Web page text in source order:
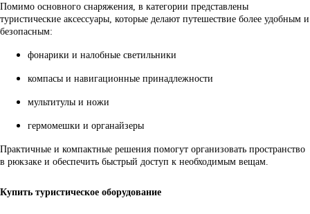
Помимо основного снаряжения, в категории представлены
туристические аксессуары, которые делают путешествие более удобным и
безопасным:
фонарики и налобные светильники
компасы и навигационные принадлежности
мультитулы и ножи
гермомешки и органайзеры
Практичные и компактные решения помогут организовать пространство
в рюкзаке и обеспечить быстрый доступ к необходимым вещам.
Купить туристическое оборудование